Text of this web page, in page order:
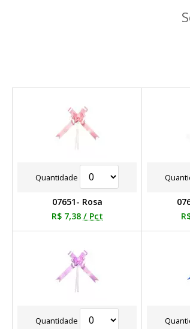
Quantidade
07651- Rosa
R$ 7,38 / Pct
Quantidade